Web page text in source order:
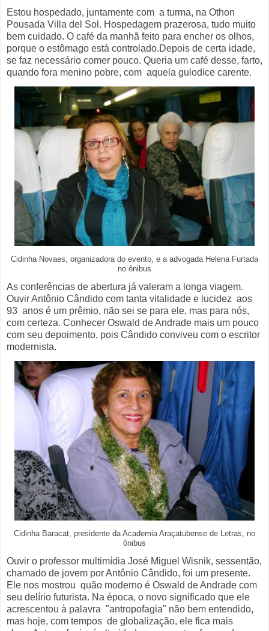
Estou hospedado, juntamente com a turma, na Othon
Pousada Villa del Sol. Hospedagem prazerosa, tudo muito
bem cuidado. O café da manhã feito para encher os olhos,
porque o estômago está controlado.Depois de certa idade,
se faz necessário comer pouco. Queria um café desse, farto,
quando fora menino pobre, com aquela gulodice carente.
Cidinha Novaes, organizadora do evento, e a advogada Helena Furtada
no ônibus
As conferências de abertura já valeram a longa viagem.
Ouvir Antônio Cândido com tanta vitalidade e lucidez aos
93 anos é um prêmio, não sei se para ele, mas para nós,
com certeza. Conhecer Oswald de Andrade mais um pouco
com seu depoimento, pois Cândido conviveu com o escritor
modernista.
Cidinha Baracat, presidente da Academia Araçatubense de Letras, no
ônibus
Ouvir o professor multimídia José Miguel Wisnik, sessentão,
chamado de jovem por Antônio Cândido, foi um presente.
Ele nos mostrou quão moderno é Oswald de Andrade com
seu delírio futurista. Na época, o novo significado que ele
acrescentou à palavra "antropofagia" não bem entendido,
mas hoje, com tempos de globalização, ele fica mais